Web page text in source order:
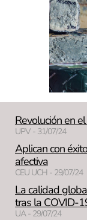
Revolución en
UPV - 31/07/24
Aplican con
afectiva
CEU UCH - 29/07/24
La calidad
tras la COVID-
UA - 29/07/24